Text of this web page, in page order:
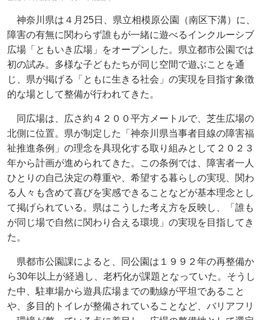
神奈川県は４月25日、県立相模原公園（南区下溝）に、
障害の有無に関わらず誰もが一緒に遊べるインクルーシブ
広場「ともいき広場」をオープンした。県立都市公園では
初の試み。多様な子どもたちが同じ空間で遊ぶことを通
じ、県が掲げる「ともに生きる社会」の実現を目指す象徴
的な場として整備が行われてきた。
同広場は、広さ約４２００平方メートルで、芝生広場の
北側に位置。県が制定した「神奈川県当事者目線の障害福
祉推進条例」の理念を具現化する取り組みとして２０２３
年から計画が進められてきた。この条例では、障害者一人
ひとりの自己決定の尊重や、希望する暮らしの実現、関わ
る人々も含めて喜びを実感できることなどが基本理念とし
て掲げられている。県はこうした考え方を反映し、「誰も
が同じ場で自然に関わり合える環境」の実現を目指してき
た。
県都市公園課によると、同公園は１９９２年の再整備か
ら30年以上が経過し、老朽化が課題となっていた。そうし
た中、駐車場から遊具広場までの動線が平坦であること
や、多目的トイレが整備されていることなど、バリアフリ